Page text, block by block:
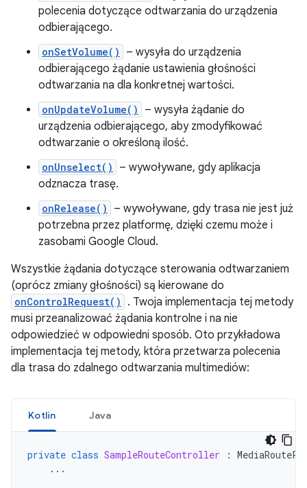
polecenia dotyczące odtwarzania do urządzenia
odbierającego.
onSetVolume()
– wysyła do urządzenia
odbierającego żądanie ustawienia głośności
odtwarzania na dla konkretnej wartości.
onUpdateVolume()
– wysyła żądanie do
urządzenia odbierającego, aby zmodyfikować
odtwarzanie o określoną ilość.
onUnselect()
– wywoływane, gdy aplikacja
odznacza trasę.
onRelease()
– wywoływane, gdy trasa nie jest już
potrzebna przez platformę, dzięki czemu może i
zasobami Google Cloud.
Wszystkie żądania dotyczące sterowania odtwarzaniem
(oprócz zmiany głośności) są kierowane do
onControlRequest()
. Twoja implementacja tej metody
musi przeanalizować żądania kontrolne i na nie
odpowiedzieć w odpowiedni sposób. Oto przykładowa
implementacja tej metody, która przetwarza polecenia
dla trasa do zdalnego odtwarzania multimediów:
Kotlin Java
private class SampleRouteController :
...